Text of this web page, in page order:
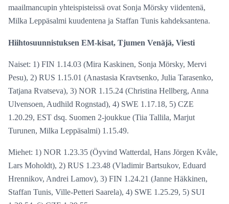
maailmancupin yhteispisteissä ovat Sonja Mörsky viidentenä,
Milka Leppäsalmi kuudentena ja Staffan Tunis kahdeksantena.
Hiihtosuunnistuksen EM-kisat, Tjumen Venäjä, Viesti
Naiset: 1) FIN 1.14.03 (Mira Kaskinen, Sonja Mörsky, Mervi
Pesu), 2) RUS 1.15.01 (Anastasia Kravtsenko, Julia Tarasenko,
Tatjana Rvatseva), 3) NOR 1.15.24 (Christina Hellberg, Anna
Ulvensoen, Audhild Rognstad), 4) SWE 1.17.18, 5) CZE
1.20.29, EST dsq. Suomen 2-joukkue (Tiia Tallila, Marjut
Turunen, Milka Leppäsalmi) 1.15.49.
Miehet: 1) NOR 1.23.35 (Öyvind Watterdal, Hans Jörgen Kvåle,
Lars Moholdt), 2) RUS 1.23.48 (Vladimir Bartsukov, Eduard
Hrennikov, Andrei Lamov), 3) FIN 1.24.21 (Janne Häkkinen,
Staffan Tunis, Ville-Petteri Saarela), 4) SWE 1.25.29, 5) SUI